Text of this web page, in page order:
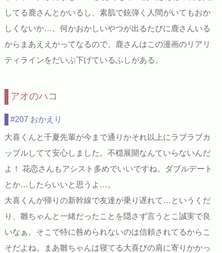
してる鹿さんとかいるし、素肌で銃弾く人間がいてもおか
しくないか…。何かおかしいやつが出るたびに鹿さんいる
からまあええかってなるので、鹿さんはこの漫画のリアリ
ティラインをだいぶ下げているふしがある。
アオのハコ
#207 おかえり
大喜くんと千夏先輩が今まで通りかそれ以上にラブラブカ
ップルしてて安心しました。不穏展開なんていらないんだ
よ！ 花恋さんもアシスト多めでいいですね。ダブルデート
とか…したらいいと思うよ…。
大喜くんが帰りの新幹線で友達が乗り遅れて…というくだ
り、雛ちゃんと一緒だったことを隠さず言うとこ誠実で良
いなぁ。そこで特に咎められないのは信頼されてるからこ
そだよね。まあ雛ちゃんは寝てる大喜びの肩に寄りかかっ